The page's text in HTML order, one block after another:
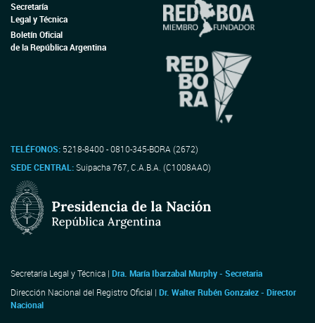
Secretaría
Legal y Técnica
Boletín Oficial
de la República Argentina
TELÉFONOS: 5218-8400 - 0810-345-BORA (2672)
SEDE CENTRAL:Suipacha 767, C.A.B.A. (C1008AAO)
Secretaría Legal y Técnica | Dra. María Ibarzabal Murphy - Secretaria
Dirección Nacional del Registro Oficial | Dr. Walter Rubén Gonzalez - Director
Nacional